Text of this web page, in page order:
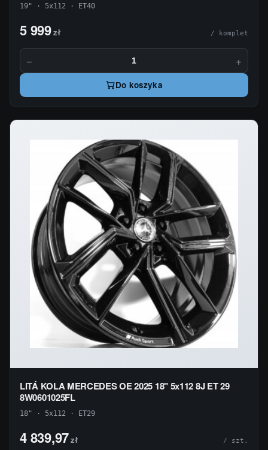
19" · 5x112 · ET40
5 999zł / komplet
− +
Do koszyka
LITÁ KOLA MERCEDES OE 2025 18" 5x112 8J ET 29
8W0601025FL
18" · 5x112 · ET29
4 839,97zł / szt.